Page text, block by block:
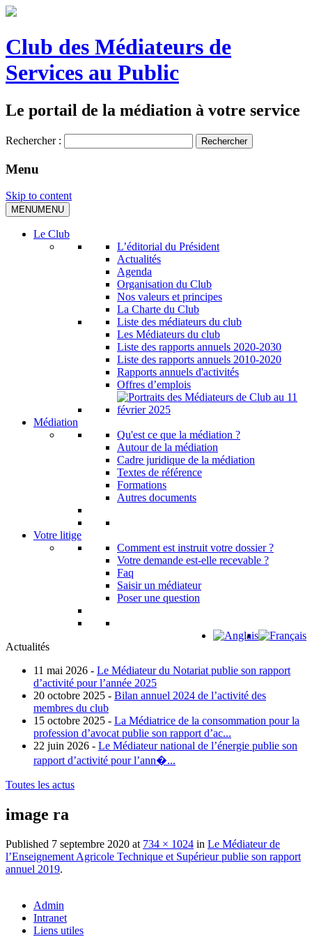
Club des Médiateurs de
Services au Public
Le portail de la médiation à votre service
Rechercher :
Menu
Skip to content
MENUMENU
Le Club
L’éditorial du Président
Actualités
Agenda
Organisation du Club
Nos valeurs et principes
La Charte du Club
Liste des médiateurs du club
Les Médiateurs du club
Liste des rapports annuels 2020-2030
Liste des rapports annuels 2010-2020
Rapports annuels d'activités
Offres d’emplois
Médiation
Qu'est ce que la médiation ?
Autour de la médiation
Cadre juridique de la médiation
Textes de référence
Formations
Autres documents
Votre litige
Comment est instruit votre dossier ?
Votre demande est-elle recevable ?
Faq
Saisir un médiateur
Poser une question
Actualités
11 mai 2026 - Le Médiateur du Notariat publie son rapport
d’activité pour l’année 2025
20 octobre 2025 - Bilan annuel 2024 de l’activité des
membres du club
15 octobre 2025 - La Médiatrice de la consommation pour la
profession d’avocat publie son rapport d’ac...
22 juin 2026 - Le Médiateur national de l’énergie publie son
rapport d’activité pour l’ann�...
Toutes les actus
image ra
Published 7 septembre 2020 at 734 × 1024 in Le Médiateur de
l’Enseignement Agricole Technique et Supérieur publie son rapport
annuel 2019.
Admin
Intranet
Liens utiles